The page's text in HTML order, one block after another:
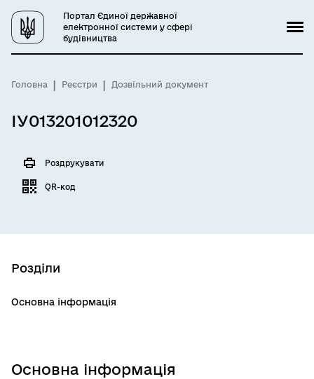
Портал Єдиної державної
електронної системи у сфері
будівництва
Головна Реєстри Дозвільний документ
ІУ013201012320
Роздрукувати
QR-код
Основна інформація
Розділи
Основна інформація